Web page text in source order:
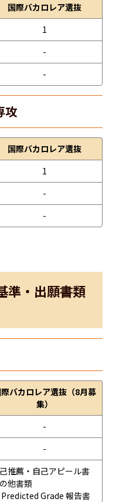
国際バカロレア選抜
1
-
-
攻
国際バカロレア選抜
1
-
-
準・出願書類
バカロレア選抜（8月募
集）
-
-
推薦・自己アピール書
他書類
Predicted Grade 報告書